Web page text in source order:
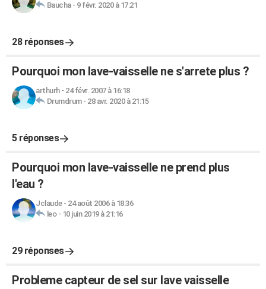
Baucha- 9 févr. 2020 à 17:21
28 réponses
Pourquoi mon lave-vaisselle ne s'arrete plus ?
arthurh- 24 févr. 2007 à 16:18
Drumdrum- 28 avr. 2020 à 21:15
5 réponses
Pourquoi mon lave-vaisselle ne prend plus
l'eau ?
Jclaude- 24 août 2006 à 18:36
leo- 10 juin 2019 à 21:16
29 réponses
Probleme capteur de sel sur lave vaisselle